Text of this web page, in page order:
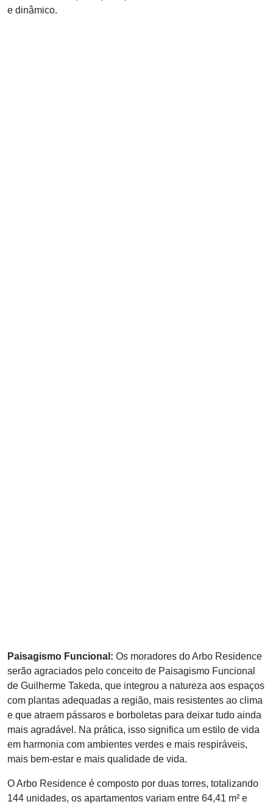
e dinâmico.
Paisagismo Funcional: Os moradores do Arbo Residence
serão agraciados pelo conceito de Paisagismo Funcional
de Guilherme Takeda, que integrou a natureza aos espaços
com plantas adequadas a região, mais resistentes ao clima
e que atraem pássaros e borboletas para deixar tudo ainda
mais agradável. Na prática, isso significa um estilo de vida
em harmonia com ambientes verdes e mais respiráveis,
mais bem-estar e mais qualidade de vida.
O Arbo Residence é composto por duas torres, totalizando
144 unidades, os apartamentos variam entre 64,41 m² e